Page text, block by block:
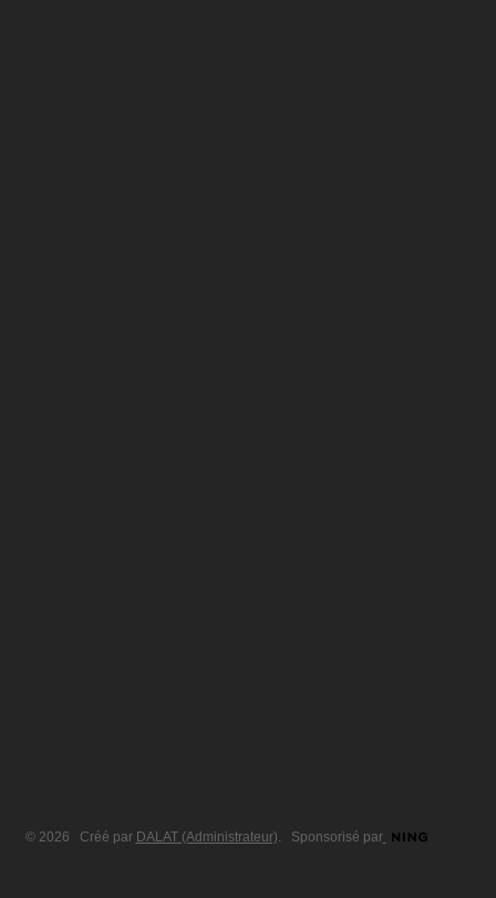
© 2026 Créé par DALAT (Administrateur). Sponsorisé par